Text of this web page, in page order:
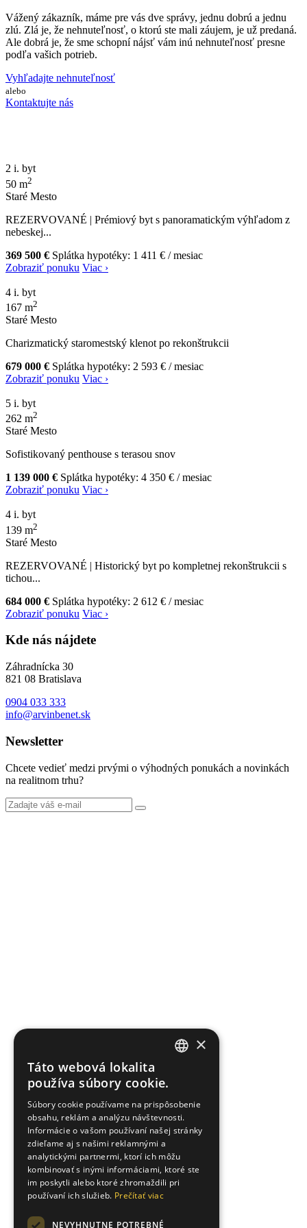
Vážený zákazník, máme pre vás dve správy, jednu dobrú a jednu
zlú. Zlá je, že nehnuteľnosť, o ktorú ste mali záujem, je už predaná.
Ale dobrá je, že sme schopní nájsť vám inú nehnuteľnosť presne
podľa vašich potrieb.
Vyhľadajte nehnuteľnosť
alebo
Kontaktujte nás
2 i. byt
50 m2
Staré Mesto
REZERVOVANÉ | Prémiový byt s panoramatickým výhľadom z
nebeskej...
369 500 € Splátka hypotéky: 1 411 € / mesiac
Zobraziť ponuku Viac ›
4 i. byt
167 m2
Staré Mesto
Charizmatický staromestský klenot po rekonštrukcii
679 000 € Splátka hypotéky: 2 593 € / mesiac
Zobraziť ponuku Viac ›
5 i. byt
262 m2
Staré Mesto
Sofistikovaný penthouse s terasou snov
1 139 000 € Splátka hypotéky: 4 350 € / mesiac
Zobraziť ponuku Viac ›
4 i. byt
139 m2
Staré Mesto
REZERVOVANÉ | Historický byt po kompletnej rekonštrukcii s
tichou...
684 000 € Splátka hypotéky: 2 612 € / mesiac
Zobraziť ponuku Viac ›
Kde nás nájdete
Záhradnícka 30
821 08 Bratislava
0904 033 333
info@arvinbenet.sk
Newsletter
Chcete vedieť medzi prvými o výhodných ponukách a novinkách
na realitnom trhu?
UKRAINIAN
×
Táto webová lokalita
používa súbory cookie.
Súbory cookie používame na prispôsobenie
obsahu, reklám a analýzu návštevnosti.
Informácie o vašom používaní našej stránky
zdieľame aj s našimi reklamnými a
analytickými partnermi, ktorí ich môžu
kombinovať s inými informáciami, ktoré ste
im poskytli alebo ktoré zhromaždili pri
používaní ich služieb. Prečítať viac
NEVYHNUTNE POTREBNÉ